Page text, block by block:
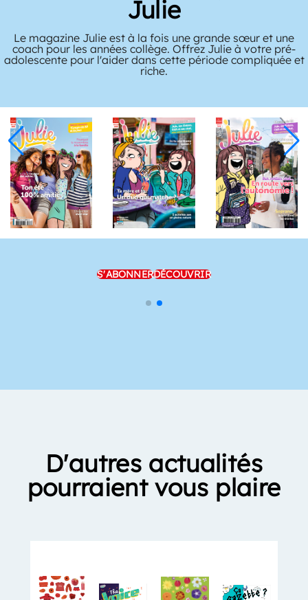
Julie
Le magazine Julie est à la fois une grande sœur et une
coach pour les années collège. Offrez Julie à votre pré-
adolescente pour l'aider dans cette période compliquée et
riche.
S'ABONNERDÉCOUVRIR
D'autres actualités
pourraient vous plaire